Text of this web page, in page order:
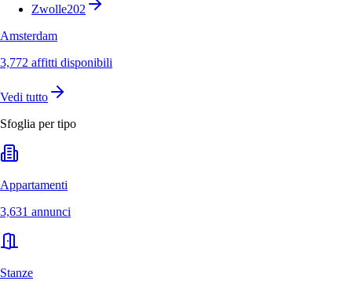
Zwolle202
Amsterdam
3,772 affitti disponibili
Vedi tutto
Sfoglia per tipo
Appartamenti
3,631 annunci
Stanze